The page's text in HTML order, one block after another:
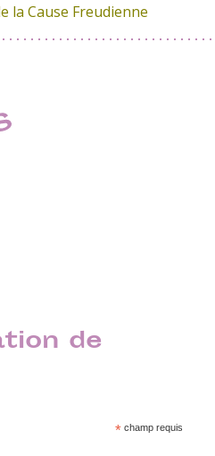
la Cause Freudienne
de
* champ requis